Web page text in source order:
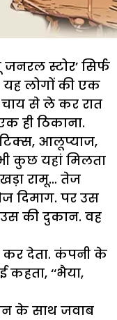
जनरल स्टोर’ सिर्फ
यह लोगों की एक
चाय से ले कर रात
ही ठिकाना.
, आलूप्याज,
कुछ यहां मिलता
खड़ा रामू… तेज
दिमाग. पर उस
उस की दुकान. वह
कर देता. कंपनी के
कहता, ‘‘भैया,
के साथ जवाब